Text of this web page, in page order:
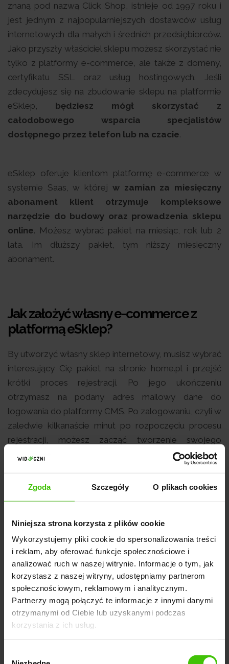
Zgoda Szczegóły O plikach cookies
Niniejsza strona korzysta z plików cookie
Wykorzystujemy pliki cookie do spersonalizowania treści
i reklam, aby oferować funkcje społecznościowe i
analizować ruch w naszej witrynie. Informacje o tym, jak
korzystasz z naszej witryny, udostępniamy partnerom
społecznościowym, reklamowym i analitycznym.
Partnerzy mogą połączyć te informacje z innymi danymi
otrzymanymi od Ciebie lub uzyskanymi podczas
korzystania z ich usług.
znaną pod nazwą Click Shop, istnieje od 1997 roku i
jest jednym z najpopularniejszych dostawców usług
internetowych dla małych i średnich przedsiębiorców.
Jako przyszły właściciel sklepu możesz skorzystać nie
tylko z platformy e-commerce, ale także z domeny,
certyfikatu SSL oraz usług hostingowych. Jeśli
zdecydujesz się na zbudowanie sklepu na platformie
eSklep, będziesz mógł skorzystać z
całodobowego wsparcia specjalistów
dostępnego przez telefon lub na czacie.
eSklep oferuje klientom platformę e-commerce w
systemie Saas, w której w zamian za miesięczny
abonament klient otrzymuje kompleksowe
narzędzie do budowy oraz prowadzenia sklepu
online. Możesz wybrać pakiet na miesiąc, rok lub 2
lata. Im dłuższy pakiet, tym niższy miesięczny
abonament.
Jak założyć własny e-commerce z
platformą eSklep?
By utworzyć własny sklep internetowy, musisz wybrać
interesujący Cię pakiet na stronie home.pl i przejść
krótki proces rejestracji. Po jego ukończeniu
otrzymasz na podany adres mailowy dane do
logowania do platformy CMS. Po zalogowaniu, czyli w
zaledwie kilkanaście minut po rozpoczęciu procesu
rejestracji, możesz zacząć tworzenie swojego
pierwszego sklepu online poprzez platformę eSklep
Jak sprzedawać z platformą eSklep
(Click Shop)?
Platforma eSklep umożliwia kompleksową
obsługę sklepu internetowego w jednym miejscu
i z każdego urządzenia- laptopa, smartfona czy
tabletu. Dzięki niej możesz:
tworzyć różne warianty produktów, poprzez
przypisanie im indywidualnych cech, np. koloru czy